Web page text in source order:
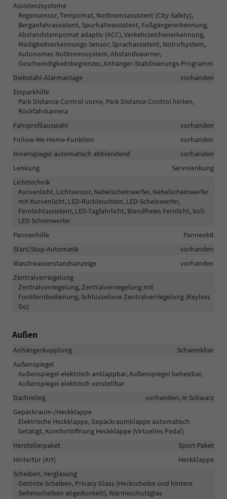
Assistenzsysteme
Regensensor, Tempomat, Notbremsassistent (City-Safety),
Berganfahrassistent, Spurhalteassistent, Fußgängererkennung,
Abstandstempomat adaptiv (ACC), Verkehrzeichenerkennung,
Müdigkeitserkennungs-Sensor, Sprachassistent, Notrufsystem,
Autonomes Notbremssystem, Abstandswarner,
Geschwindigkeitsbegrenzer, Anhänger-Stabilisierungs-Programm
Diebstahl-Alarmanlage
vorhanden
Einparkhilfe
Park Distance Control vorne, Park Distance Control hinten,
Rückfahrkamera
Fahrprofilauswahl
vorhanden
Follow-Me-Home-Funktion
vorhanden
Innenspiegel automatisch abblendend
vorhanden
Lenkung
Servolenkung
Lichttechnik
Kurvenlicht, Lichtsensor, Nebelscheinwerfer, Nebelscheinwerfer
mit Kurvenlicht, LED-Rückleuchten, LED-Scheinwerfer,
Fernlichtassistent, LED-Tagfahrlicht, Blendfreies Fernlicht, Voll-
LED Scheinwerfer
Pannenhilfe
Pannenkit
Start/Stop-Automatik
vorhanden
Waschwasserstandsanzeige
vorhanden
Zentralverriegelung
Zentralverriegelung, Zentralverriegelung mit
Funkfernbedienung, Schlüssellose Zentralverriegelung (Keyless
Go)
Außen
Anhängerkupplung
Schwenkbar
Außenspiegel
Außenspiegel elektrisch anklappbar, Außenspiegel beheizbar,
Außenspiegel elektrisch verstellbar
Dachreling
vorhanden, in Schwarz
Gepäckraum-/Heckklappe
Elektrische Heckklappe, Gepäckraumklappe automatisch
betätigt, Komfortöffnung Heckklappe (Virtuelles Pedal)
Herstellerpaket
Sport-Paket
Hintertür (Art)
Heckklappe
Scheiben, Verglasung
Getönte Scheiben, Privacy Glass (Heckscheibe und hintere
Seitenscheiben abgedunkelt), Wärmeschutzglas